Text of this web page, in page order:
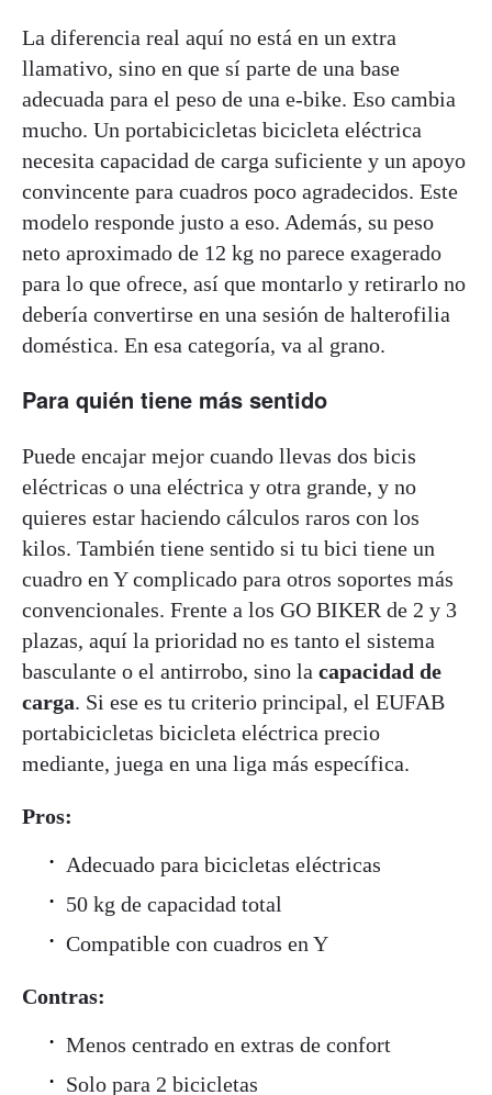
La diferencia real aquí no está en un extra
llamativo, sino en que sí parte de una base
adecuada para el peso de una e-bike. Eso cambia
mucho. Un portabicicletas bicicleta eléctrica
necesita capacidad de carga suficiente y un apoyo
convincente para cuadros poco agradecidos. Este
modelo responde justo a eso. Además, su peso
neto aproximado de 12 kg no parece exagerado
para lo que ofrece, así que montarlo y retirarlo no
debería convertirse en una sesión de halterofilia
doméstica. En esa categoría, va al grano.
Para quién tiene más sentido
Puede encajar mejor cuando llevas dos bicis
eléctricas o una eléctrica y otra grande, y no
quieres estar haciendo cálculos raros con los
kilos. También tiene sentido si tu bici tiene un
cuadro en Y complicado para otros soportes más
convencionales. Frente a los GO BIKER de 2 y 3
plazas, aquí la prioridad no es tanto el sistema
basculante o el antirrobo, sino la capacidad de
carga. Si ese es tu criterio principal, el EUFAB
portabicicletas bicicleta eléctrica precio
mediante, juega en una liga más específica.
Pros:
Adecuado para bicicletas eléctricas
50 kg de capacidad total
Compatible con cuadros en Y
Contras:
Menos centrado en extras de confort
Solo para 2 bicicletas